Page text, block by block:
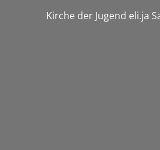
Kirche der Jugend eli.ja